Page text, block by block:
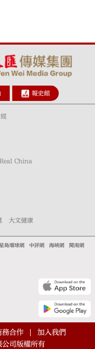
報史館
Real China
大文健康
星島環球網 中評網 海峽網
閩南網
務合作
加入我們
司版權所有